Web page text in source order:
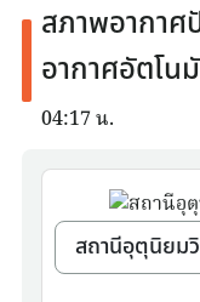
สภาพอากาศ
อากาศอัตโน
04:17 น.